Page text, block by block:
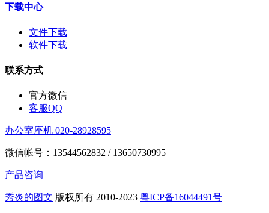
下载中心
文件下载
软件下载
联系方式
官方微信
客服QQ
办公室座机 020-28928595
微信帐号：13544562832 / 13650730995
产品咨询
秀炎的图文 版权所有 2010-2023 粤ICP备16044491号